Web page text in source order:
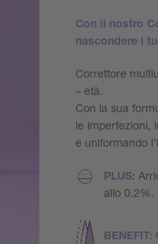
Con il nostro
nascondere i
Correttore
– età.
Con la sua
le imperfezioni,
e uniformando
PLUS:
allo 0.2%.
BENEFIT: